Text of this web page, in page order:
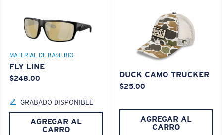
MATERIAL DE BASE BIO
FLY LINE
$248.00
GRABADO DISPONIBLE
AGREGAR AL
CARRO
DUCK CAMO TRUCKER
$25.00
AGREGAR AL
CARRO